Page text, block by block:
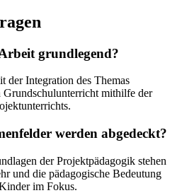
grundlegend?
der Integration des Themas
Grundschulunterricht mithilfe der
werden abgedeckt?
der Projektpädagogik stehen
und die pädagogische Bedeutung
im Fokus.